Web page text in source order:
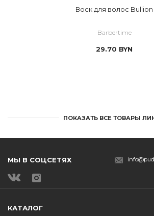
Воск для волос Bullion
Barbertime
29.70 BYN
ПОКАЗАТЬ ВСЕ ТОВАРЫ
МЫ В СОЦСЕТЯХ
КАТАЛОГ